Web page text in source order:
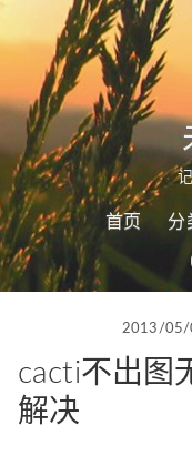
首页 分
2013/05/
cacti不出图
解决